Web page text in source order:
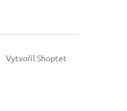
Vytvořil Shoptet